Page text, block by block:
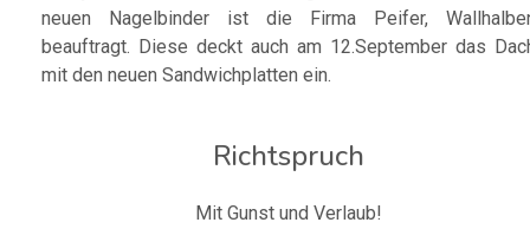
neuen Nagelbinder ist die Firma Peifer,
beauftragt. Diese deckt auch am 12.September das
mit den neuen Sandwichplatten ein.
Richtspruch
Mit Gunst und Verlaub!